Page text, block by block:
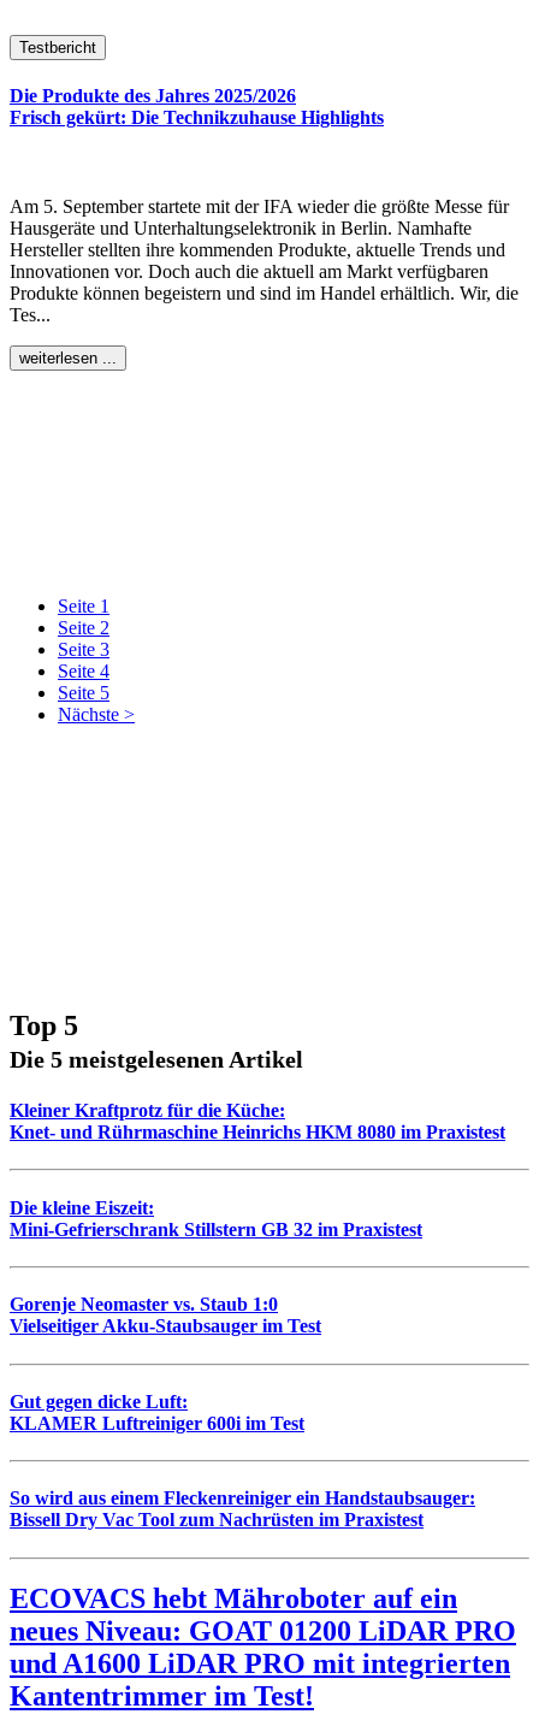
Testbericht
Die Produkte des Jahres 2025/2026
Frisch gekürt: Die Technikzuhause Highlights
Am 5. September startete mit der IFA wieder die größte Messe für
Hausgeräte und Unterhaltungselektronik in Berlin. Namhafte
Hersteller stellten ihre kommenden Produkte, aktuelle Trends und
Innovationen vor. Doch auch die aktuell am Markt verfügbaren
Produkte können begeistern und sind im Handel erhältlich. Wir, die
Tes...
weiterlesen ...
Seite 1
Seite 2
Seite 3
Seite 4
Seite 5
Nächste >
Top 5
Die 5 meistgelesenen Artikel
Kleiner Kraftprotz für die Küche:
Knet- und Rührmaschine Heinrichs HKM 8080 im Praxistest
Die kleine Eiszeit:
Mini-Gefrierschrank Stillstern GB 32 im Praxistest
Gorenje Neomaster vs. Staub 1:0
Vielseitiger Akku-Staubsauger im Test
Gut gegen dicke Luft:
KLAMER Luftreiniger 600i im Test
So wird aus einem Fleckenreiniger ein Handstaubsauger:
Bissell Dry Vac Tool zum Nachrüsten im Praxistest
ECOVACS hebt Mähroboter auf ein
neues Niveau: GOAT 01200 LiDAR PRO
und A1600 LiDAR PRO mit integrierten
Kantentrimmer im Test!